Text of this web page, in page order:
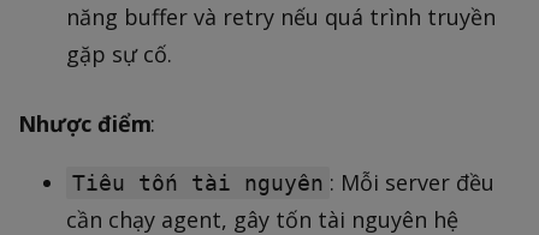
năng buffer và retry nếu quá trình truyền
gặp sự cố.
Nhược điểm:
Tiêu tốn tài nguyên : Mỗi server đều
cần chạy agent, gây tốn tài nguyên hệ